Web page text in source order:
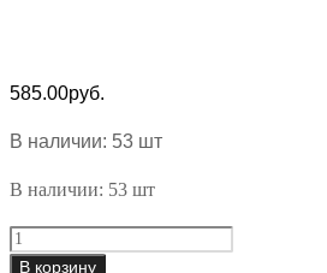
585.00руб.
В наличии: 53 шт
В наличии: 53 шт
Shell
Helix
В корзину